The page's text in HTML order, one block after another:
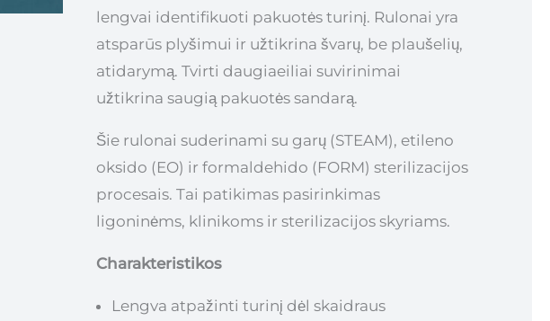
lengvai identifikuoti pakuotės turinį. Rulonai yra
atsparūs plyšimui ir užtikrina švarų, be plaušelių,
atidarymą. Tvirti daugiaeiliai suvirinimai
užtikrina saugią pakuotės sandarą.
Šie rulonai suderinami su garų (STEAM), etileno
oksido (EO) ir formaldehido (FORM) sterilizacijos
procesais. Tai patikimas pasirinkimas
ligoninėms, klinikoms ir sterilizacijos skyriams.
Charakteristikos
Lengva atpažinti turinį dėl skaidraus